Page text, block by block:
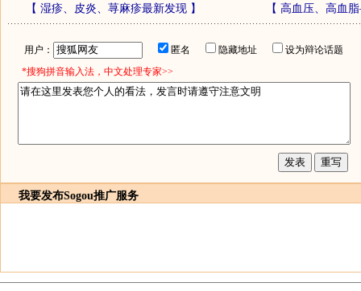
【 湿疹、皮炎、荨麻疹最新发现】 【 高血压、高血
用户： 匿名 隐藏地址
设为辩论话题
*搜狗拼音输入法，中文处理专家>>
我要发布Sogou推广服务